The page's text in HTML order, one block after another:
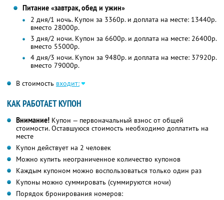
Питание «завтрак, обед и ужин»
2 дня/1 ночь. Купон за 3360р. и доплата на месте: 13440р.
вместо 28000р.
3 дня/2 ночи. Купон за 6600р. и доплата на месте: 26400р.
вместо 55000р.
4 дня/3 ночи. Купон за 9480р. и доплата на месте: 37920р.
вместо 79000р.
В стоимость входит:
КАК РАБОТАЕТ КУПОН
Внимание! Купон — первоначальный взнос от общей
стоимости. Оставшуюся стоимость необходимо доплатить на
месте
Купон действует на 2 человек
Можно купить неограниченное количество купонов
Каждым купоном можно воспользоваться только один раз
Купоны можно суммировать (суммируются ночи)
Порядок бронирования номеров: